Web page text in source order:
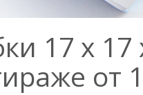
17 х
от